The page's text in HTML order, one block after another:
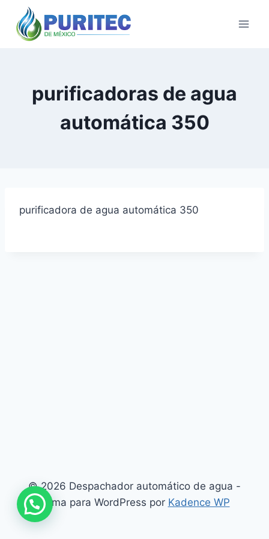
Saltar
contenido
purificadoras de agua
automática 350
purificadora de agua automática 350
© 2026 Despachador automático de agua -
Tema para WordPress por Kadence WP